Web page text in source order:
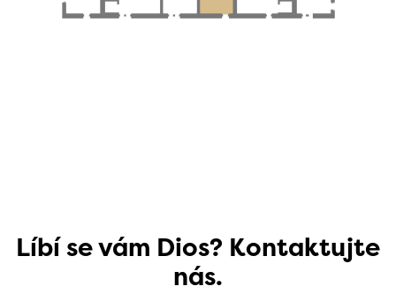
Líbí se vám Dios? Kontaktujte
nás.